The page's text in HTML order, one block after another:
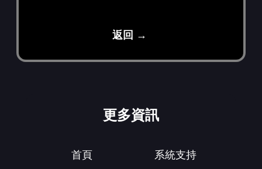
返回 →
更多資訊
首頁
系統支持